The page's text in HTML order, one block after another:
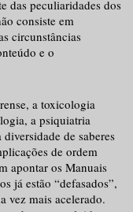
das peculiaridades dos
consiste em
circunstâncias
e o
a toxicologia
a psiquiatria
de saberes
de ordem
apontar os Manuais
já estão “defasados”,
vez mais acelerado.